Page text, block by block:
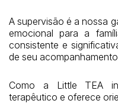
A supervisão é a nossa
emocional para a
consistente e
de seu
Como a Little TEA
terapêutico e oferece